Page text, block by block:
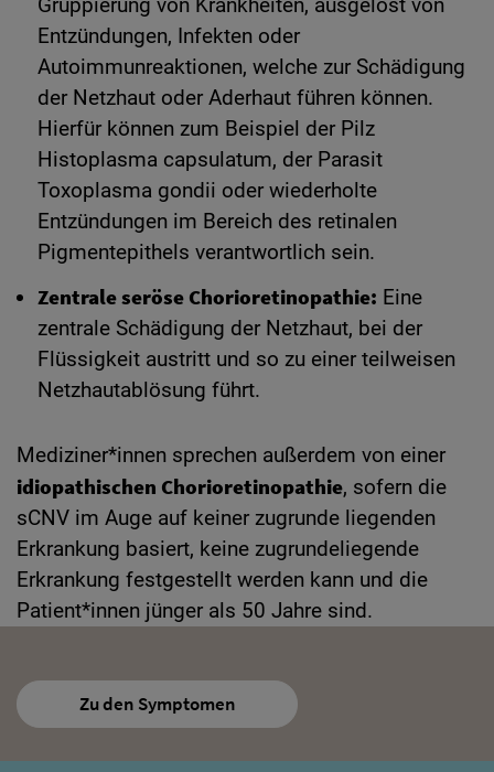
Entzündungen, Infekten oder
Autoimmunreaktionen, welche zur Schädigung
der Netzhaut oder Aderhaut führen können.
Hierfür können zum Beispiel der Pilz
Histoplasma capsulatum, der Parasit
Toxoplasma gondii oder wiederholte
Entzündungen im Bereich des retinalen
Pigmentepithels verantwortlich sein.
Zentrale seröse Chorioretinopathie: Eine
zentrale Schädigung der Netzhaut, bei der
Flüssigkeit austritt und so zu einer teilweisen
Netzhautablösung führt.
Mediziner*innen sprechen außerdem von einer
idiopathischen Chorioretinopathie, sofern die
sCNV im Auge auf keiner zugrunde liegenden
Erkrankung basiert, keine zugrundeliegende
Erkrankung festgestellt werden kann und die
Patient*innen jünger als 50 Jahre sind.
Zu den Symptomen